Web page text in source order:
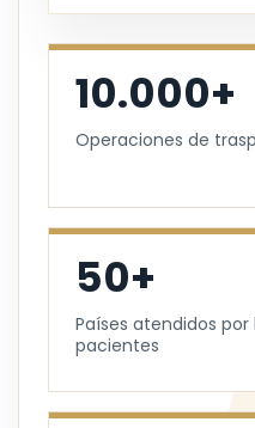
10.000+
Operaciones de
50+
Países atendidos por
pacientes